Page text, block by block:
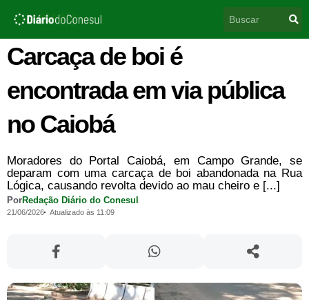
para
conteúdo
Carcaça de boi é
encontrada em via pública
no Caiobá
Moradores do Portal Caiobá, em Campo Grande, se
deparam com uma carcaça de boi abandonada na Rua
Lógica, causando revolta devido ao mau cheiro e [...]
PorRedação Diário do Conesul
21/06/2026 Atualizado às 11:09